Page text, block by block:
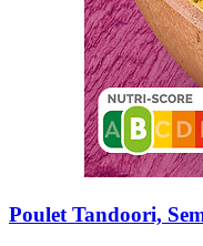
Poulet Tandoori,